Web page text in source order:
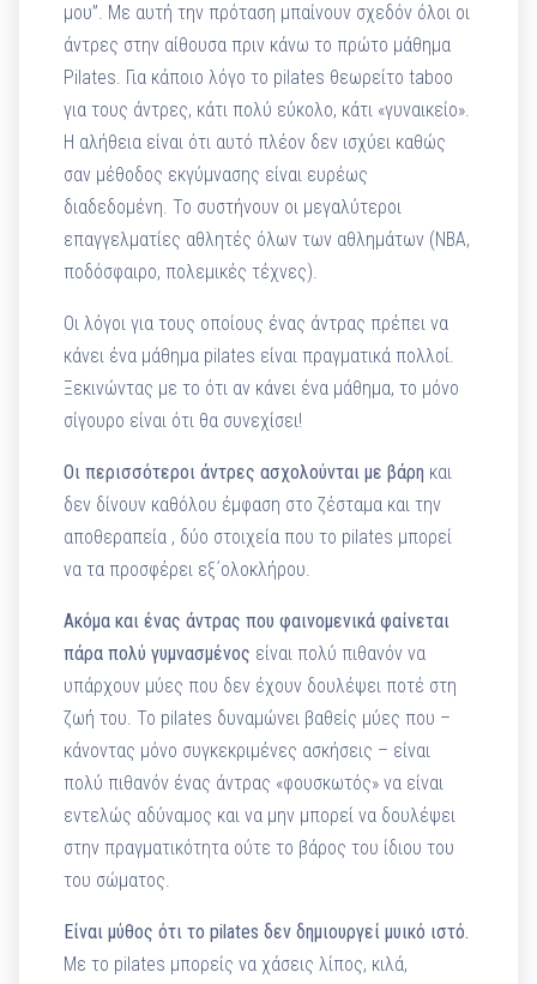
μου”. Με αυτή την πρόταση μπαίνουν σχεδόν όλοι οι
άντρες στην αίθουσα πριν κάνω το πρώτο μάθημα
Pilates. Για κάποιο λόγο το pilates θεωρείτο taboo
για τους άντρες, κάτι πολύ εύκολο, κάτι «γυναικείο».
Η αλήθεια είναι ότι αυτό πλέον δεν ισχύει καθώς
σαν μέθοδος εκγύμνασης είναι ευρέως
διαδεδομένη. Το συστήνουν οι μεγαλύτεροι
επαγγελματίες αθλητές όλων των αθλημάτων (ΝΒΑ,
ποδόσφαιρο, πολεμικές τέχνες).
Οι λόγοι για τους οποίους ένας άντρας πρέπει να
κάνει ένα μάθημα pilates είναι πραγματικά πολλοί.
Ξεκινώντας με το ότι αν κάνει ένα μάθημα, το μόνο
σίγουρο είναι ότι θα συνεχίσει!
Οι περισσότεροι άντρες ασχολούνται με βάρη και
δεν δίνουν καθόλου έμφαση στο ζέσταμα και την
αποθεραπεία , δύο στοιχεία που το pilates μπορεί
να τα προσφέρει εξ΄ολοκλήρου.
Ακόμα και ένας άντρας που φαινομενικά φαίνεται
πάρα πολύ γυμνασμένος είναι πολύ πιθανόν να
υπάρχουν μύες που δεν έχουν δουλέψει ποτέ στη
ζωή του. Το pilates δυναμώνει βαθείς μύες που –
κάνοντας μόνο συγκεκριμένες ασκήσεις – είναι
πολύ πιθανόν ένας άντρας «φουσκωτός» να είναι
εντελώς αδύναμος και να μην μπορεί να δουλέψει
στην πραγματικότητα ούτε το βάρος του ίδιου του
του σώματος.
Είναι μύθος ότι το pilates δεν δημιουργεί μυικό ιστό.
Με το pilates μπορείς να χάσεις λίπος, κιλά,